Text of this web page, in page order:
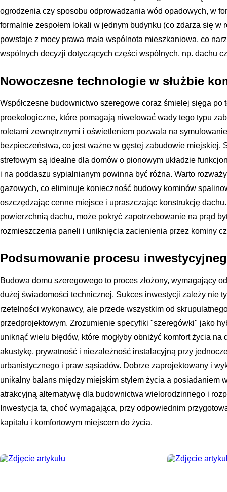
ogrodzenia czy sposobu odprowadzania wód opadowych, w
formalnie zespołem lokali w jednym budynku (co zdarza się w
powstaje z mocy prawa mała wspólnota mieszkaniowa, co
wspólnych decyzji dotyczących części wspólnych, np. dachu
Nowoczesne technologie w służbie
Współczesne budownictwo szeregowe coraz śmielej sięga
proekologiczne, które pomagają niwelować wady tego typu
roletami zewnętrznymi i oświetleniem pozwala na
bezpieczeństwa, co jest ważne w gęstej zabudowie miejskiej.
strefowym są idealne dla domów o pionowym układzie
i na poddaszu sypialnianym powinna być różna. Warto
gazowych, co eliminuje konieczność budowy kominów
oszczędzając cenne miejsce i upraszczając konstrukcję
powierzchnią dachu, może pokryć zapotrzebowanie na prąd
rozmieszczenia paneli i uniknięcia zacienienia przez kominy
Podsumowanie procesu
Budowa domu szeregowego to proces złożony, wymagający
dużej świadomości technicznej. Sukces inwestycji zależy nie
rzetelności wykonawcy, ale przede wszystkim od
przedprojektowym. Zrozumienie specyfiki "szeregówki" jako
uniknąć wielu błędów, które mogłyby obniżyć komfort życia na
akustykę, prywatność i niezależność instalacyjną przy
urbanistycznego i praw sąsiadów. Dobrze zaprojektowany i
unikalny balans między miejskim stylem życia a posiadaniem
atrakcyjną alternatywę dla budownictwa wielorodzinnego i
Inwestycja ta, choć wymagająca, przy odpowiednim
kapitału i komfortowym miejscem do życia.